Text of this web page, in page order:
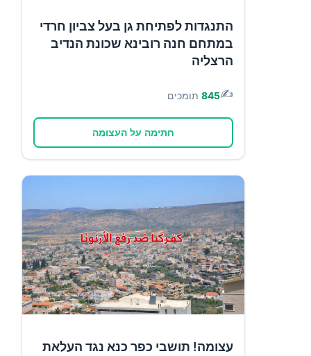
התנגדות לפתיחת גן בעל צביון חרדי
במתחם חנה רובינא שכונת הנדיב
הרצליה
✍️
845 תומכים
חתימה על העצומה
עצומה! תושבי כפר כנא נגד העלאת